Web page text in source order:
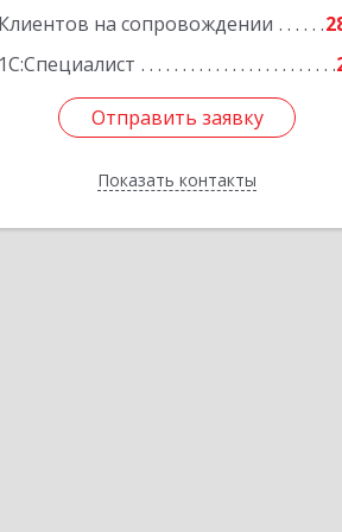
Клиентов на сопровождении
1С:Специалист
Отправить заявку
Показать контакты
Отправить заявку
Назад